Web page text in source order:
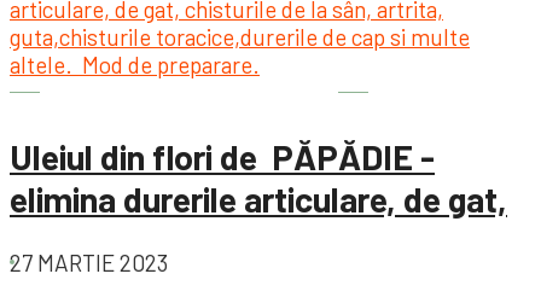
Uleiul din flori de PĂPĂDIE -
elimina durerile articulare, de gat,
27 MARTIE 2023